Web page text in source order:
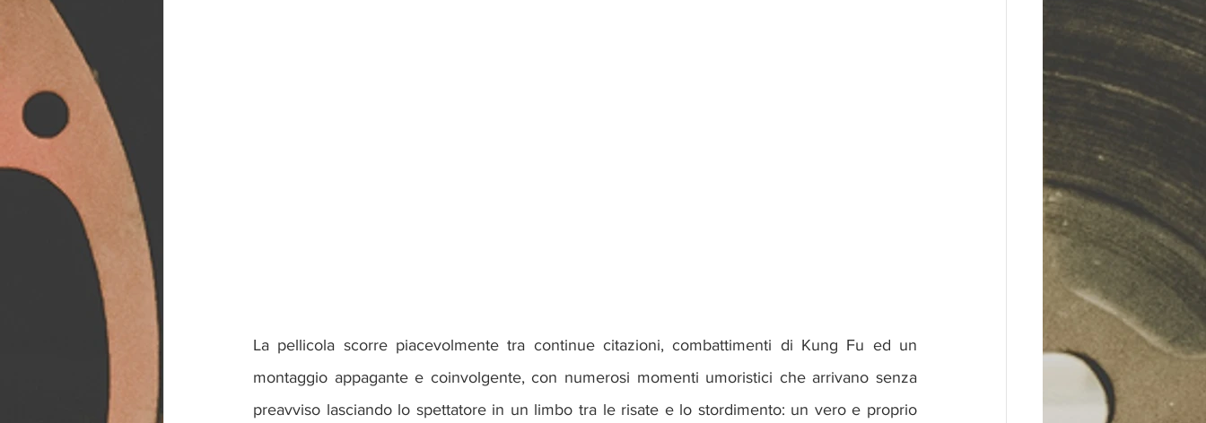
La pellicola scorre piacevolmente tra continue citazioni, combattimenti di Kung Fu ed un
montaggio appagante e coinvolgente, con numerosi momenti umoristici che arrivano senza
preavviso lasciando lo spettatore in un limbo tra le risate e lo stordimento: un vero e proprio